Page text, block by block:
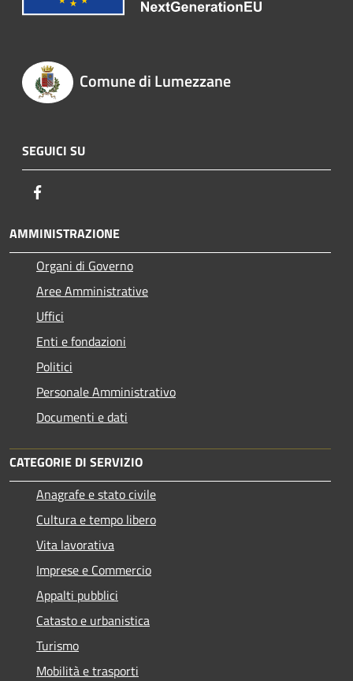
Comune di Lumezzane
SEGUICI SU
AMMINISTRAZIONE
Organi di Governo
Aree Amministrative
Uffici
Enti e fondazioni
Politici
Personale Amministrativo
Documenti e dati
CATEGORIE DI SERVIZIO
Anagrafe e stato civile
Cultura e tempo libero
Vita lavorativa
Imprese e Commercio
Appalti pubblici
Catasto e urbanistica
Turismo
Mobilità e trasporti